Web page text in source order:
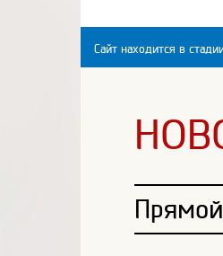
Сайт находится в